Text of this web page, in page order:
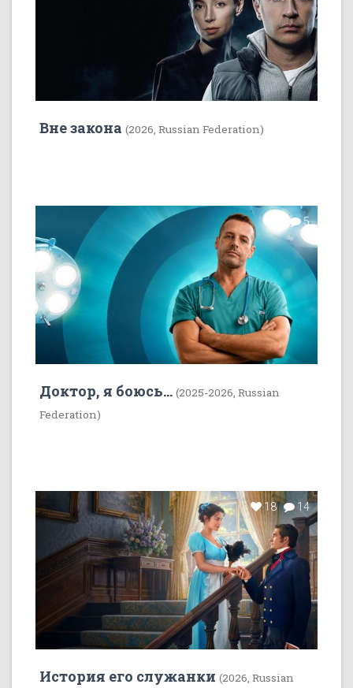
Вне закона (2026, Russian Federation)
7 5
Доктор, я боюсь... (2025-2026, Russian
Federation)
18 14
История его служанки (2026, Russian